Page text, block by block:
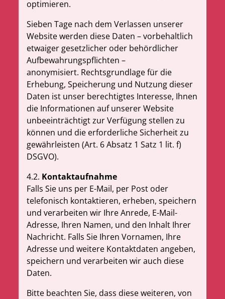
optimieren.
Sieben Tage nach dem Verlassen unserer
Website werden diese Daten – vorbehaltlich
etwaiger gesetzlicher oder behördlicher
Aufbewahrungspflichten –
anonymisiert. Rechtsgrundlage für die
Erhebung, Speicherung und Nutzung dieser
Daten ist unser berechtigtes Interesse, Ihnen
die Informationen auf unserer Website
unbeeinträchtigt zur Verfügung stellen zu
können und die erforderliche Sicherheit zu
gewährleisten (Art. 6 Absatz 1 Satz 1 lit. f)
DSGVO).
4.2. Kontaktaufnahme
Falls Sie uns per E-Mail, per Post oder
telefonisch kontaktieren, erheben, speichern
und verarbeiten wir Ihre Anrede, E-Mail-
Adresse, Ihren Namen, und den Inhalt Ihrer
Nachricht. Falls Sie Ihren Vornamen, Ihre
Adresse und weitere Kontaktdaten angeben,
speichern und verarbeiten wir auch diese
Daten.
Bitte beachten Sie, dass diese weiteren, von